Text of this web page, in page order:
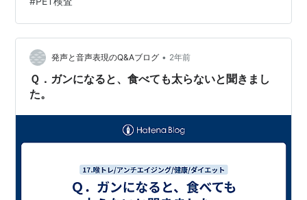
この時、眼鏡はしたままだった。 針が刺されるまでは、
採血やワクチン注射の変わらない。 自分の場合は右腕の
肘の内側の静脈。 その後薬液の注入。 これには医者なの
か専門の資格者なのか、誰か針を刺した方とは別の人が
来て機械の操作をした。 大きいタンクつきの機械から伸
びたチューブ…
発声と音声表現のQ&Aブログ • 2年前
Ｑ．ガンになると、食べても太らないと聞きまし
た。